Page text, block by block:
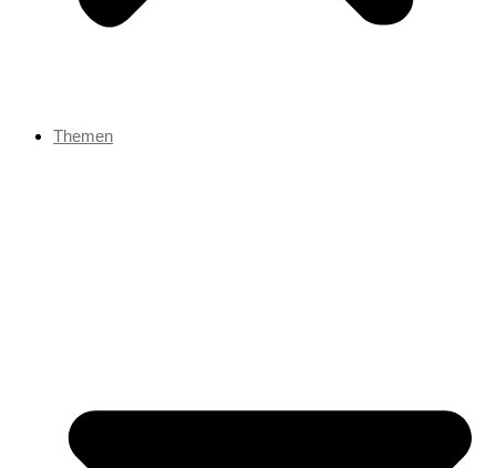
Themen